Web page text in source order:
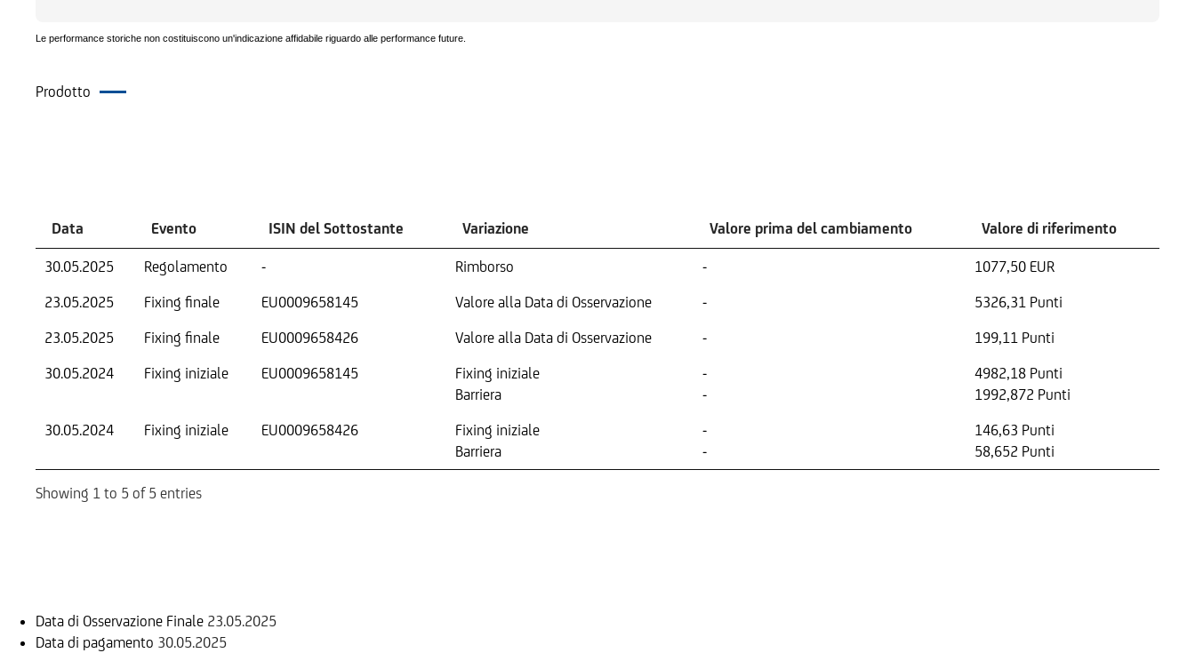
Le performance storiche non costituiscono un'indicazione affidabile riguardo alle performance future.
Prodotto
Data Evento ISIN del Sottostante Variazione Valore prima del cambiamento Valore di riferimento
30.05.2025 Regolamento - Rimborso -
1077,50 EUR
23.05.2025
Fixing finale EU0009658145 Valore alla Data di Osservazione -
5326,31 Punti
23.05.2025
Fixing finale EU0009658426 Valore alla Data di Osservazione -
199,11 Punti
30.05.2024
Fixing iniziale EU0009658145
Fixing iniziale
Barriera
-
-
4982,18 Punti
1992,872 Punti
30.05.2024
Fixing iniziale EU0009658426
Fixing iniziale
Barriera
-
-
146,63 Punti
58,652 Punti
Showing 1 to 5 of 5 entries
Data di Osservazione Finale 23.05.2025
Data di pagamento 30.05.2025